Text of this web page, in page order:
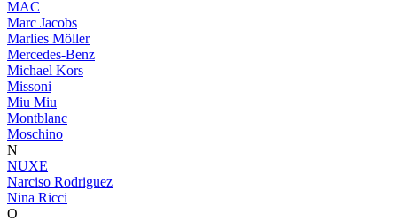
MAC
Marc Jacobs
Marlies Möller
Mercedes-Benz
Michael Kors
Missoni
Miu Miu
Montblanc
Moschino
N
NUXE
Narciso Rodriguez
Nina Ricci
O